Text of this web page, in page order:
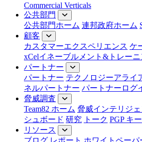
Commercial Verticals
公共部門
公共部門ホーム 連邦政府ホーム
顧客
カスタマーエクスペリエンス ケ
xCelイネーブルメント&トレー
パートナー
パートナー テクノロジーアライ
ネルパートナー パートナーログ
脅威調査
Team82 ホーム 脅威インテリジェ
シュボード 研究 トーク PGP キー
リソース
ブログ レポート ホワイトペーパ